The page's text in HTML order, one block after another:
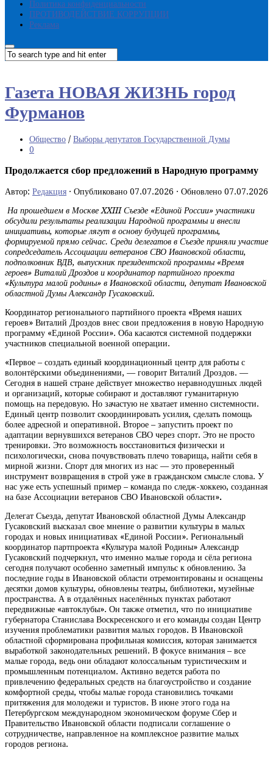
Политика конфиденциальности
ПРОТИВОДЕЙСТВИЕ КОРРУПЦИИ
Реклама
Газета НОВАЯ ЖИЗНЬ город
Фурманов
Общество / Выборы депутатов Государственной Думы
0
Продолжается сбор предложений в Народную программу
Автор: Редакция · Опубликовано 07.07.2026 · Обновлено 07.07.2026
На прошедшем в Москве XXIII Съезде «Единой России» участники
обсудили результаты реализации Народной программы и внесли
инициативы, которые лягут в основу будущей программы,
формируемой прямо сейчас. Среди делегатов в Съезде приняли участие
сопредседатель Ассоциации ветеранов СВО Ивановской области,
подполковник ВДВ, выпускник президентской программы «Время
героев» Виталий Дроздов и координатор партийного проекта
«Культура малой родины» в Ивановской области, депутат Ивановской
областной Думы Александр Гусаковский.
Координатор регионального партийного проекта «Время наших
героев» Виталий Дроздов внес свои предложения в новую Народную
программу «Единой России». Оба касаются системной поддержки
участников специальной военной операции.
«Первое – создать единый координационный центр для работы с
волонтёрскими объединениями, — говорит Виталий Дроздов. —
Сегодня в нашей стране действует множество неравнодушных людей
и организаций, которые собирают и доставляют гуманитарную
помощь на передовую. Но зачастую не хватает именно системности.
Единый центр позволит скоординировать усилия, сделать помощь
более адресной и оперативной. Второе – запустить проект по
адаптации вернувшихся ветеранов СВО через спорт. Это не просто
тренировки. Это возможность восстановиться физически и
психологически, снова почувствовать плечо товарища, найти себя в
мирной жизни. Спорт для многих из нас — это проверенный
инструмент возвращения в строй уже в гражданском смысле слова. У
нас уже есть успешный пример – команда по следж-хоккею, созданная
на базе Ассоциации ветеранов СВО Ивановской области».
Делегат Съезда, депутат Ивановской областной Думы Александр
Гусаковский высказал свое мнение о развитии культуры в малых
городах и новых инициативах «Единой России». Региональный
координатор партпроекта «Культура малой Родины» Александр
Гусаковский подчеркнул, что именно малые города и сёла региона
сегодня получают особенно заметный импульс к обновлению. За
последние годы в Ивановской области отремонтированы и оснащены
десятки домов культуры, обновлены театры, библиотеки, музейные
пространства. А в отдалённых населённых пунктах работают
передвижные «автоклубы». Он также отметил, что по инициативе
губернатора Станислава Воскресенского и его команды создан Центр
изучения проблематики развития малых городов. В Ивановской
областной сформирована профильная комиссия, которая занимается
выработкой законодательных решений. В фокусе внимания – все
малые города, ведь они обладают колоссальным туристическим и
промышленным потенциалом. Активно ведется работа по
привлечению федеральных средств на благоустройство и создание
комфортной среды, чтобы малые города становились точками
притяжения для молодежи и туристов. В июне этого года на
Петербургском международном экономическом форуме Сбер и
Правительство Ивановской области подписали соглашение о
сотрудничестве, направленное на комплексное развитие малых
городов региона.